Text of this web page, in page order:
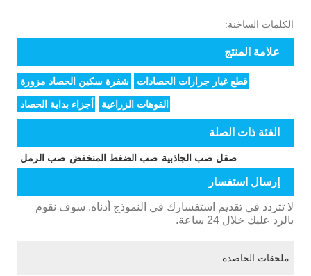
الكلمات الساخنة:
علامة المنتج
شفرة سكين الحصاد مزورة قطع غيار جرارات الحصادات
أجزاء بداية الحصاد الفوهات الزراعية
الفئة ذات الصلة
صب الرمل صب الضغط المنخفض صب الجاذبية صقل
إرسال استفسار
لا تتردد في تقديم استفسارك في النموذج أدناه. سوف نقوم
بالرد عليك خلال 24 ساعة.